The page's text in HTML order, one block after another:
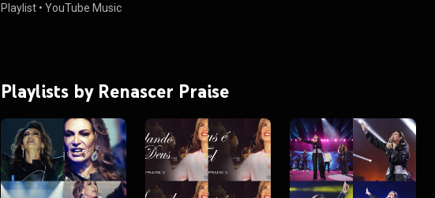
Playlist • YouTube Music
Playlists by Renascer Praise